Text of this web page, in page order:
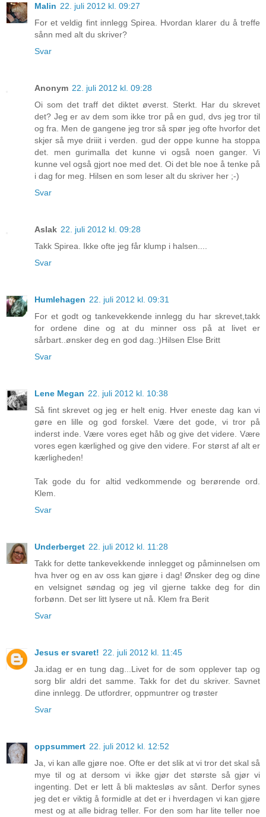
Malin 22. juli 2012 kl. 09:27
For et veldig fint innlegg Spirea. Hvordan klarer du å treffe
sånn med alt du skriver?
Svar
Anonym 22. juli 2012 kl. 09:28
Oi som det traff det diktet øverst. Sterkt. Har du skrevet
det? Jeg er av dem som ikke tror på en gud, dvs jeg tror til
og fra. Men de gangene jeg tror så spør jeg ofte hvorfor det
skjer så mye driiit i verden. gud der oppe kunne ha stoppa
det. men gurimalla det kunne vi også noen ganger. Vi
kunne vel også gjort noe med det. Oi det ble noe å tenke på
i dag for meg. Hilsen en som leser alt du skriver her ;-)
Svar
Aslak 22. juli 2012 kl. 09:28
Takk Spirea. Ikke ofte jeg får klump i halsen....
Svar
Humlehagen 22. juli 2012 kl. 09:31
For et godt og tankevekkende innlegg du har skrevet,takk
for ordene dine og at du minner oss på at livet er
sårbart..ønsker deg en god dag.:)Hilsen Else Britt
Svar
Lene Megan 22. juli 2012 kl. 10:38
Så fint skrevet og jeg er helt enig. Hver eneste dag kan vi
gøre en lille og god forskel. Være det gode, vi tror på
inderst inde. Være vores eget håb og give det videre. Være
vores egen kærlighed og give den videre. For størst af alt er
kærligheden!
Tak gode du for altid vedkommende og berørende ord.
Klem.
Svar
Underberget 22. juli 2012 kl. 11:28
Takk for dette tankevekkende innlegget og påminnelsen om
hva hver og en av oss kan gjøre i dag! Ønsker deg og dine
en velsignet søndag og jeg vil gjerne takke deg for din
forbønn. Det ser litt lysere ut nå. Klem fra Berit
Svar
Jesus er svaret! 22. juli 2012 kl. 11:45
Ja.idag er en tung dag...Livet for de som opplever tap og
sorg blir aldri det samme. Takk for det du skriver. Savnet
dine innlegg. De utfordrer, oppmuntrer og trøster
Svar
oppsummert 22. juli 2012 kl. 12:52
Ja, vi kan alle gjøre noe. Ofte er det slik at vi tror det skal så
mye til og at dersom vi ikke gjør det største så gjør vi
ingenting. Det er lett å bli maktesløs av sånt. Derfor synes
jeg det er viktig å formidle at det er i hverdagen vi kan gjøre
mest og at alle bidrag teller. For den som har lite teller noe